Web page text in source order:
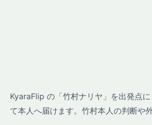
KyaraFlip の「竹村ナリヤ」を出発点
て本人へ届けます。竹村本人の判断や